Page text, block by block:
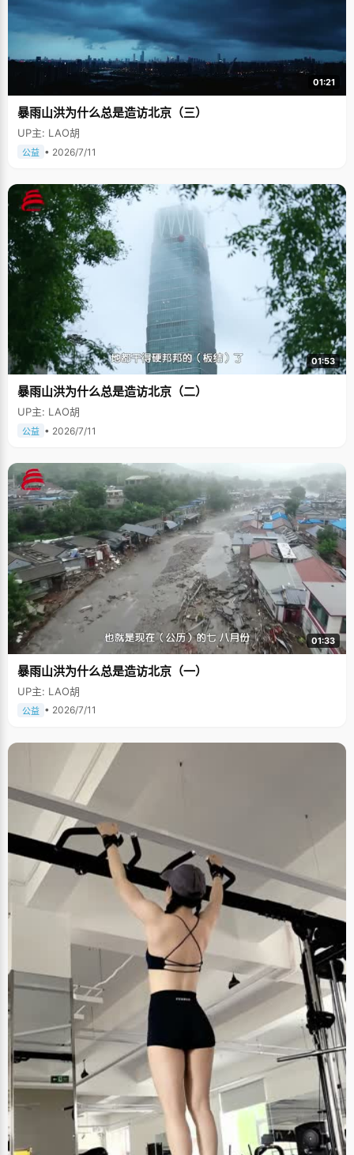
01:21
暴雨山洪为什么总是造访北京（三）
UP主: LAO胡
公益 • 2026/7/11
01:53
暴雨山洪为什么总是造访北京（二）
UP主: LAO胡
公益 • 2026/7/11
01:33
暴雨山洪为什么总是造访北京（一）
UP主: LAO胡
公益 • 2026/7/11